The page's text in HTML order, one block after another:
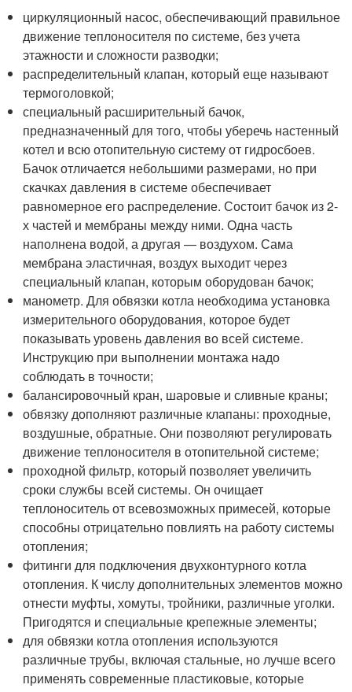
циркуляционный насос, обеспечивающий правильное
движение теплоносителя по системе, без учета
этажности и сложности разводки;
распределительный клапан, который еще называют
термоголовкой;
специальный расширительный бачок,
предназначенный для того, чтобы уберечь настенный
котел и всю отопительную систему от гидросбоев.
Бачок отличается небольшими размерами, но при
скачках давления в системе обеспечивает
равномерное его распределение. Состоит бачок из 2-
х частей и мембраны между ними. Одна часть
наполнена водой, а другая — воздухом. Сама
мембрана эластичная, воздух выходит через
специальный клапан, которым оборудован бачок;
манометр. Для обвязки котла необходима установка
измерительного оборудования, которое будет
показывать уровень давления во всей системе.
Инструкцию при выполнении монтажа надо
соблюдать в точности;
балансировочный кран, шаровые и сливные краны;
обвязку дополняют различные клапаны: проходные,
воздушные, обратные. Они позволяют регулировать
движение теплоносителя в отопительной системе;
проходной фильтр, который позволяет увеличить
сроки службы всей системы. Он очищает
теплоноситель от всевозможных примесей, которые
способны отрицательно повлиять на работу системы
отопления;
фитинги для подключения двухконтурного котла
отопления. К числу дополнительных элементов можно
отнести муфты, хомуты, тройники, различные уголки.
Пригодятся и специальные крепежные элементы;
для обвязки котла отопления используются
различные трубы, включая стальные, но лучше всего
применять современные пластиковые, которые